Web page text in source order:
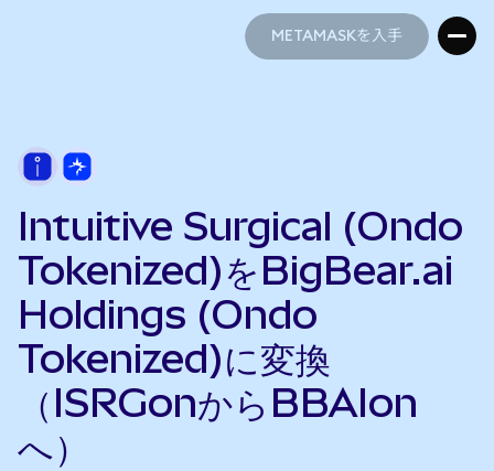
METAMASKを入手
Intuitive Surgical (Ondo
Tokenized)をBigBear.ai
Holdings (Ondo
Tokenized)に変換
（ISRGonからBBAIon
へ）